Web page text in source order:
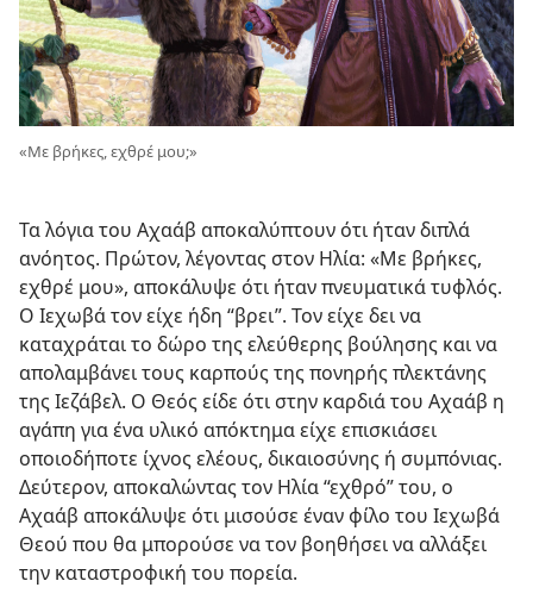
«Με βρήκες, εχθρέ μου;»
Τα λόγια του Αχαάβ αποκαλύπτουν ότι ήταν διπλά
ανόητος. Πρώτον, λέγοντας στον Ηλία: «Με βρήκες,
εχθρέ μου», αποκάλυψε ότι ήταν πνευματικά τυφλός.
Ο Ιεχωβά τον είχε ήδη “βρει”. Τον είχε δει να
καταχράται το δώρο της ελεύθερης βούλησης και να
απολαμβάνει τους καρπούς της πονηρής πλεκτάνης
της Ιεζάβελ. Ο Θεός είδε ότι στην καρδιά του Αχαάβ η
αγάπη για ένα υλικό απόκτημα είχε επισκιάσει
οποιοδήποτε ίχνος ελέους, δικαιοσύνης ή συμπόνιας.
Δεύτερον, αποκαλώντας τον Ηλία “εχθρό” του, ο
Αχαάβ αποκάλυψε ότι μισούσε έναν φίλο του Ιεχωβά
Θεού που θα μπορούσε να τον βοηθήσει να αλλάξει
την καταστροφική του πορεία.